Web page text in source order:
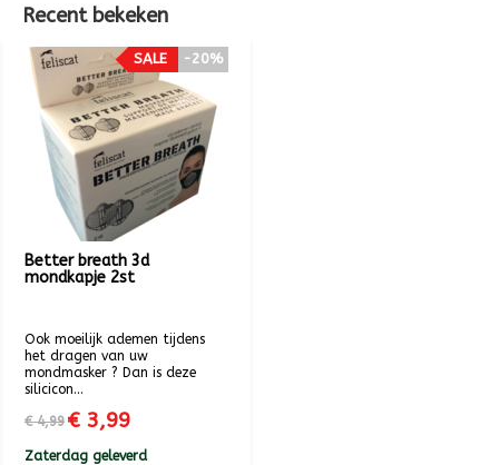
Recent bekeken
Better breath 3d
mondkapje 2st
-20%
SALE
Ook moeilijk ademen tijdens
het dragen van uw
mondmasker ? Dan is deze
silicicon...
€ 4,99€ 3,99
Zaterdag geleverd